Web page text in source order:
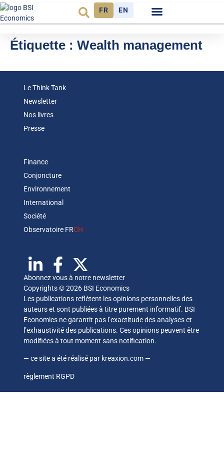
FR EN
Étiquette : Wealth management
Le Think Tank
Newsletter
Nos livres
Presse
Finance
Conjoncture
Environnement
International
Société
Observatoire FRCH
Abonnez vous à notre newsletter
Copyrights © 2026 BSI Economics
Les publications reflètent les opinions personnelles des
auteurs et sont publiées à titre purement informatif. BSI
Economics ne garantit pas l’exactitude des analyses et
l’exhaustivité des publications. Ces opinions peuvent être
modifiées à tout moment sans notification.
— ce site a été réalisé par kreaxion.com —
règlement RGPD